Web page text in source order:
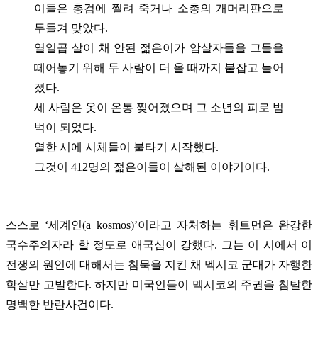
이들은 총검에 찔려 죽거나 소총의 개머리판으로
두들겨 맞았다.
열일곱 살이 채 안된 젊은이가 암살자들을 그들을
떼어놓기 위해 두 사람이 더 올 때까지 붙잡고 늘어
졌다.
세 사람은 옷이 온통 찢어졌으며 그 소년의 피로 범
벅이 되었다.
열한 시에 시체들이 불타기 시작했다.
그것이 412명의 젊은이들이 살해된 이야기이다.
스스로 ‘세계인(a kosmos)’이라고 자처하는 휘트먼은 완강한
국수주의자라 할 정도로 애국심이 강했다. 그는 이 시에서 이
전쟁의 원인에 대해서는 침묵을 지킨 채 멕시코 군대가 자행한
학살만 고발한다. 하지만 미국인들이 멕시코의 주권을 침탈한
명백한 반란사건이다.